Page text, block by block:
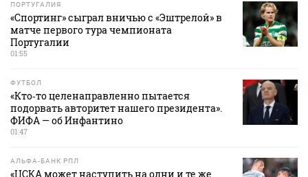
ПОРТУГАЛИЯ
«Спортинг» сыграл вничью с «Эштрелой» в
матче первого тура чемпионата
Португалии
01:55
ФУТБОЛ
«Кто‑то целенаправленно пытается
подорвать авторитет нашего президента».
ФИФА — об Инфантино
01:47
АЛЬФА-БАНК РПЛ
«ЦСКА может наступить на одни и те же